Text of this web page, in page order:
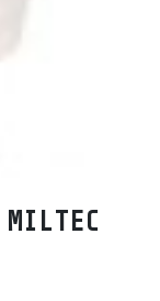
MILTEC